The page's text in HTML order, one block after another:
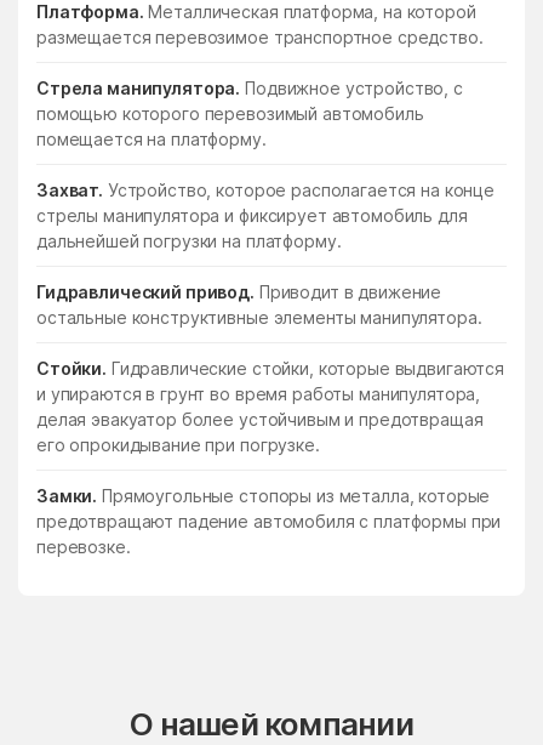
Платформа. Металлическая платформа, на которой
размещается перевозимое транспортное средство.
Стрела манипулятора. Подвижное устройство, с
помощью которого перевозимый автомобиль
помещается на платформу.
Захват. Устройство, которое располагается на конце
стрелы манипулятора и фиксирует автомобиль для
дальнейшей погрузки на платформу.
Гидравлический привод. Приводит в движение
остальные конструктивные элементы манипулятора.
Стойки. Гидравлические стойки, которые выдвигаются
и упираются в грунт во время работы манипулятора,
делая эвакуатор более устойчивым и предотвращая
его опрокидывание при погрузке.
Замки. Прямоугольные стопоры из металла, которые
предотвращают падение автомобиля с платформы при
перевозке.
О нашей компании